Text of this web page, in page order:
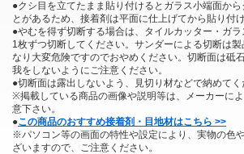
●クシ目を立てたまま貼り付けるとガラス小端面か
とがあるため、接着剤は平面に仕上げてから貼り付
●やむを得ず切断する場合は、タイルカッター・ガ
1枚ずつ切断してください。サンダーによる切断は
なり大変危険ですのでおやめください。切断面は砥
我をしないようにご注意ください。
●切断面は露出しないよう、見切り材などで納めてく
※掲載している商品の画像や説明等は、メーカーに
意下さい。
●この商品のおすすめ接着剤・目地材はこちら >>
※パソコン等の画面の特性や設定により、実物の色
ざいますので、ご注意ください。